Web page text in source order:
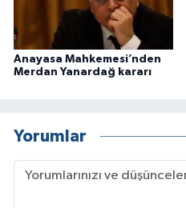
Anayasa Mahkemesi’nden
Merdan Yanardağ kararı
Yorumlar